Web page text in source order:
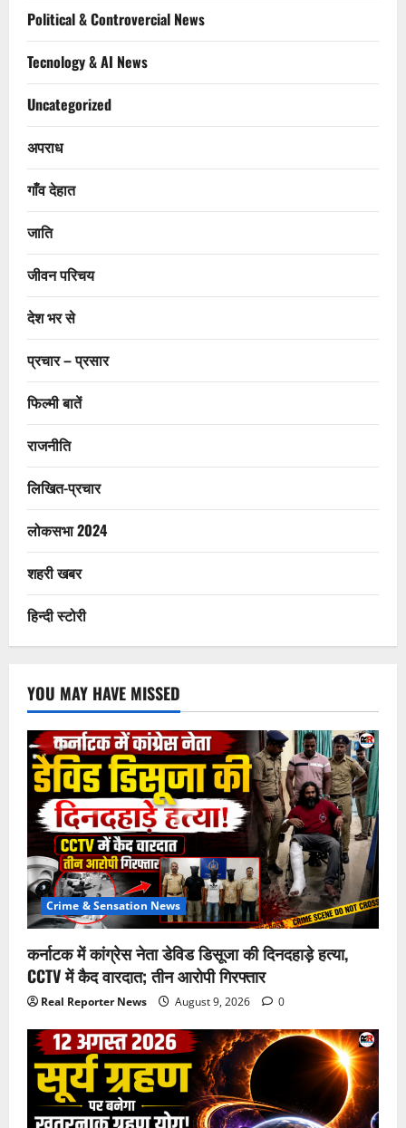
Political & Controvercial News
Tecnology & AI News
Uncategorized
अपराध
गाँव देहात
जाति
जीवन परिचय
देश भर से
प्रचार – प्रसार
फिल्मी बातें
राजनीति
लिखित-प्रचार
लोकसभा 2024
शहरी खबर
हिन्दी स्टोरी
YOU MAY HAVE MISSED
Crime & Sensation News
कर्नाटक में कांग्रेस नेता डेविड डिसूजा की दिनदहाड़े हत्या,
CCTV में कैद वारदात; तीन आरोपी गिरफ्तार
Real Reporter News August 9, 2026 0